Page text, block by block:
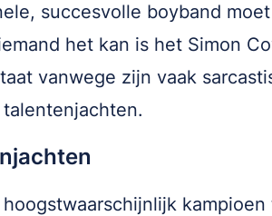
succesvolle boyband
het kan is het Simon
vanwege zijn vaak
hoogstwaarschijnlijk